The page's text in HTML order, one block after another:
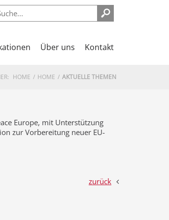
Über uns Kontakt
HOME HOME AKTUELLE THEMEN
Europe, mit Unterstützung
zur Vorbereitung neuer EU-
zurück